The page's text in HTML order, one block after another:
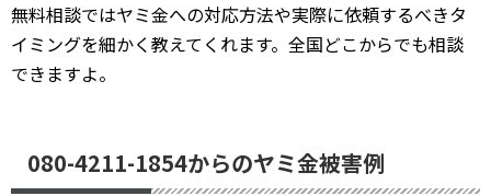
無料相談ではヤミ金への対応方法や実際に依頼するべきタ
イミングを細かく教えてくれます。全国どこからでも相談
できますよ。
080-4211-1854からのヤミ金被害例